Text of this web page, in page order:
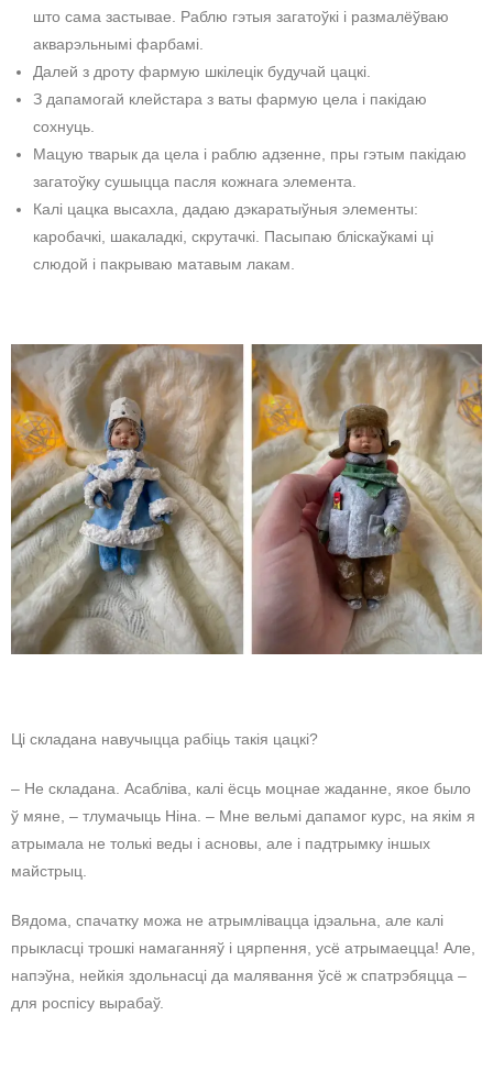
што сама застывае. Раблю гэтыя загатоўкі і размалёўваю
акварэльнымі фарбамі.
Далей з дроту фармую шкілецік будучай цацкі.
З дапамогай клейстара з ваты фармую цела і пакідаю
сохнуць.
Мацую тварык да цела і раблю адзенне, пры гэтым пакідаю
загатоўку сушыцца пасля кожнага элемента.
Калі цацка высахла, дадаю дэкаратыўныя элементы:
каробачкі, шакаладкі, скрутачкі. Пасыпаю бліскаўкамі ці
слюдой і пакрываю матавым лакам.
Ці складана навучыцца рабіць такія цацкі?
– Не складана. Асабліва, калі ёсць моцнае жаданне, якое было
ў мяне, – тлумачыць Ніна. – Мне вельмі дапамог курс, на якім я
атрымала не толькі веды і асновы, але і падтрымку іншых
майстрыц.
Вядома, спачатку можа не атрымлівацца ідэальна, але калі
прыкласці трошкі намаганняў і цярпення, усё атрымаецца! Але,
напэўна, нейкія здольнасці да малявання ўсё ж спатрэбяцца –
для роспісу вырабаў.